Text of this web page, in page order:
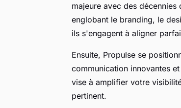
majeure avec des
englobant le branding, le
ils s'engagent à aligner
Ensuite, Propulse se
communication innovantes
vise à amplifier votre
pertinent.